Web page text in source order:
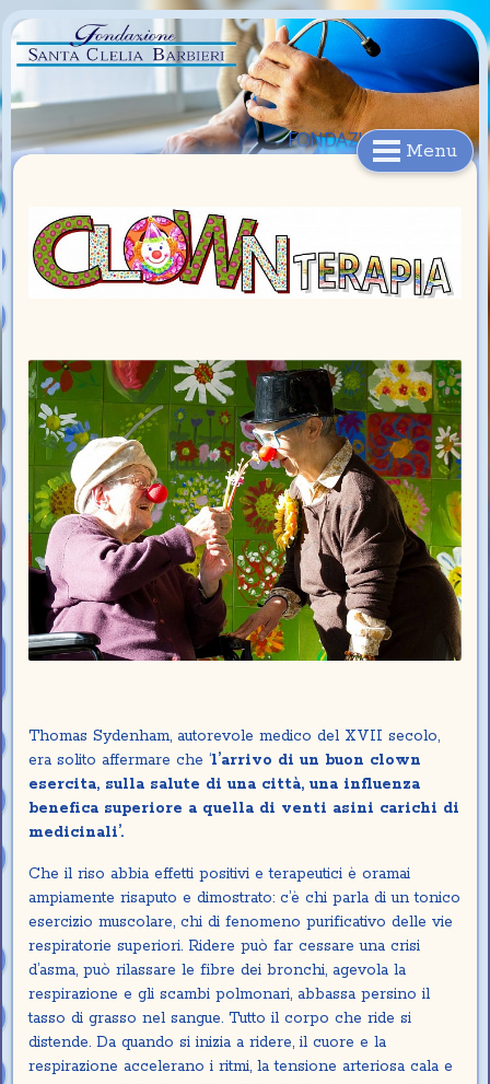
FONDAZIONE
S.CLELIA BARBIERI
Menu
Thomas Sydenham, autorevole medico del XVII secolo,
era solito affermare che ‘l’arrivo di un buon clown
esercita, sulla salute di una città, una influenza
benefica superiore a quella di venti asini carichi di
medicinali’.
Che il riso abbia effetti positivi e terapeutici è oramai
ampiamente risaputo e dimostrato: c’è chi parla di un tonico
esercizio muscolare, chi di fenomeno purificativo delle vie
respiratorie superiori. Ridere può far cessare una crisi
d’asma, può rilassare le fibre dei bronchi, agevola la
respirazione e gli scambi polmonari, abbassa persino il
tasso di grasso nel sangue. Tutto il corpo che ride si
distende. Da quando si inizia a ridere, il cuore e la
respirazione accelerano i ritmi, la tensione arteriosa cala e